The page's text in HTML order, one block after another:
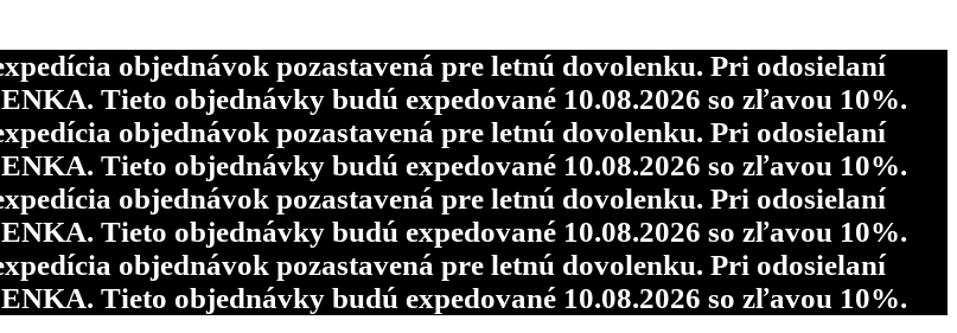
Tieto objednávky budú expedované 10.08.2026 so zľavou 10%.
objednávok pozastavená pre letnú dovolenku. Pri odosielaní
Tieto objednávky budú expedované 10.08.2026 so zľavou 10%.
objednávok pozastavená pre letnú dovolenku. Pri odosielaní
Tieto objednávky budú expedované 10.08.2026 so zľavou 10%.
objednávok pozastavená pre letnú dovolenku. Pri odosielaní
Tieto objednávky budú expedované 10.08.2026 so zľavou 10%.
objednávok pozastavená pre letnú dovolenku. Pri odosielaní
Tieto objednávky budú expedované 10.08.2026 so zľavou 10%.
objednávok pozastavená pre letnú dovolenku. Pri odosielaní
Tieto objednávky budú expedované 10.08.2026 so zľavou 10%.
objednávok pozastavená pre letnú dovolenku. Pri odosielaní
Tieto objednávky budú expedované 10.08.2026 so zľavou 10%.